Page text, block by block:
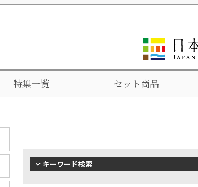
特集一覧 セット商品
キーワード検索